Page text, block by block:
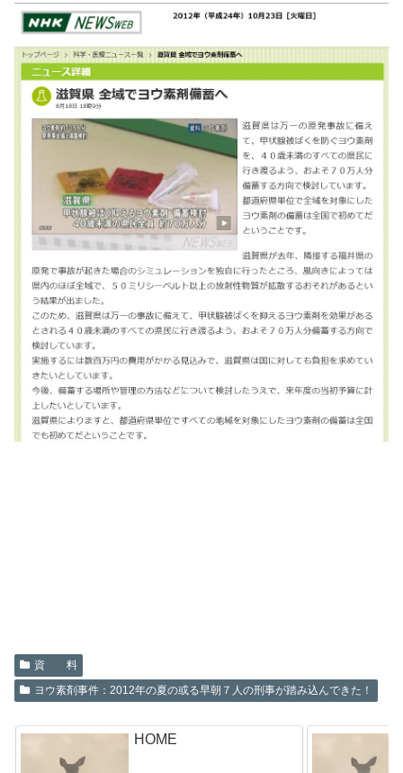
資 料
ヨウ素剤事件：2012年の夏の或る早朝７人の刑事が踏み込んできた！
HOME